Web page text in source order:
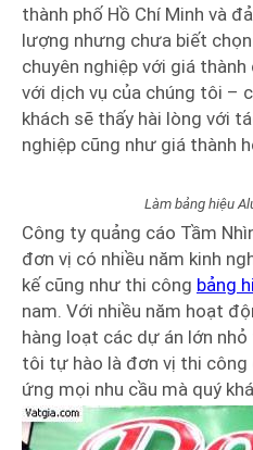
thành phố Hồ Chí Minh và
lượng nhưng chưa biết
chuyên nghiệp với giá
với dịch vụ của chúng tôi –
khách sẽ thấy hài lòng với
nghiệp cũng như giá thành
Làm bảng hiệu
Công ty quảng cáo Tầm
đơn vị có nhiều năm kinh
kế cũng như thi công bảng
nam. Với nhiều năm hoạt
hàng loạt các dự án lớn
tôi tự hào là đơn vị thi
ứng mọi nhu cầu mà quý